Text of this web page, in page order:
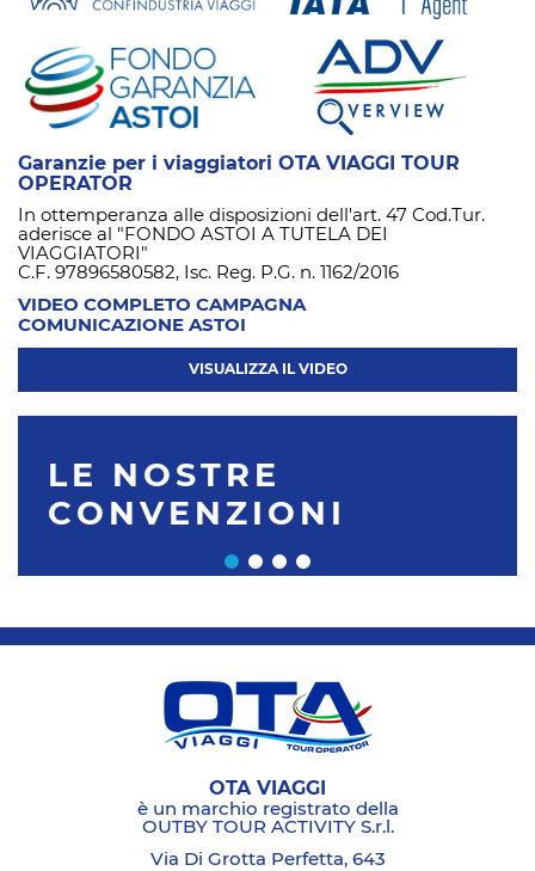
Garanzie per i viaggiatori OTA VIAGGI TOUR
OPERATOR
In ottemperanza alle disposizioni dell'art. 47 Cod.Tur.
aderisce al "FONDO ASTOI A TUTELA DEI
VIAGGIATORI"
C.F. 97896580582, Isc. Reg. P.G. n. 1162/2016
VIDEO COMPLETO CAMPAGNA
COMUNICAZIONE ASTOI
VISUALIZZA IL VIDEO
LE NOSTRE
CONVENZIONI
OTA VIAGGI
è un marchio registrato della
OUTBY TOUR ACTIVITY S.r.l.
Via Di Grotta Perfetta, 643